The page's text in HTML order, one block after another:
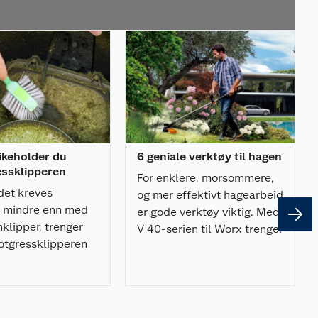
du
kreves
enn med
trenger
6 geniale verktøy til hagen
For enklere, morsommere,
og mer effektivt hagearbeid
er gode verktøy viktig. Med
V 40-serien til Worx trenger